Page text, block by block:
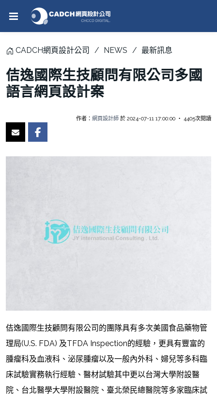
CADCH網頁設計公司 NEWS 最新訊息
佶逸國際生技顧問有限公司多國
語言網頁設計案
作者： 網頁設計師 於 2024-07-11 17:00:00 ‧ 4405次閱讀
佶逸國際生技顧問有限公司的團隊具有多次美國食品藥物管
理局(U.S. FDA) 及TFDA Inspection的經驗，更具有豐富的
腫瘤科及血液科、泌尿腫瘤以及一般內外科、婦兒等多科臨
床試驗實務執行經驗、醫材試驗其中更以台灣大學附設醫
院、台北醫學大學附設醫院、臺北榮民總醫院等多家臨床試